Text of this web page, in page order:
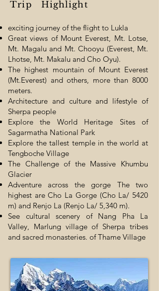
Trip Highlight
exciting journey of the flight to Lukla
Great views of Mount Everest, Mt. Lotse,
Mt. Magalu and Mt. Chooyu (Everest, Mt.
Lhotse, Mt. Makalu and Cho Oyu).
The highest mountain of Mount Everest
(Mt.Everest) and others, more than 8000
meters.
Architecture and culture and lifestyle of
Sherpa people
Explore the World Heritage Sites of
Sagarmatha National Park
Explore the tallest temple in the world at
Tengboche Village
The Challenge of the Massive Khumbu
Glacier
Adventure across the gorge The two
highest are Cho La Gorge (Cho La/ 5420
m) and Renjo La (Renjo La/ 5,340 m).
See cultural scenery of Nang Pha La
Valley, Marlung village of Sherpa tribes
and sacred monasteries. of Thame Village